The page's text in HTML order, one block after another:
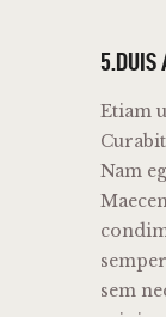
5.DUIS
Etiam
Nam
sem